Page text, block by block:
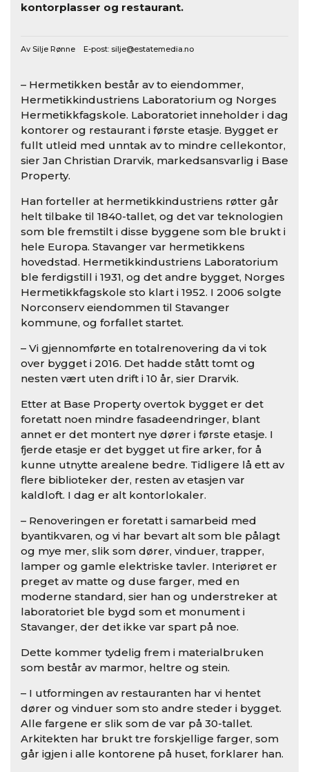
kontorplasser og restaurant.
Av Silje Rønne E-post: silje@estatemedia.no
– Hermetikken består av to eiendommer,
Hermetikkindustriens Laboratorium og Norges
Hermetikkfagskole. Laboratoriet inneholder i dag
kontorer og restaurant i første etasje. Bygget er
fullt utleid med unntak av to mindre cellekontor,
sier Jan Christian Drarvik, markedsansvarlig i Base
Property.
Han forteller at hermetikkindustriens røtter går
helt tilbake til 1840-tallet, og det var teknologien
som ble fremstilt i disse byggene som ble brukt i
hele Europa. Stavanger var hermetikkens
hovedstad. Hermetikkindustriens Laboratorium
ble ferdigstill i 1931, og det andre bygget, Norges
Hermetikkfagskole sto klart i 1952. I 2006 solgte
Norconserv eiendommen til Stavanger
kommune, og forfallet startet.
– Vi gjennomførte en totalrenovering da vi tok
over bygget i 2016. Det hadde stått tomt og
nesten vært uten drift i 10 år, sier Drarvik.
Etter at Base Property overtok bygget er det
foretatt noen mindre fasadeendringer, blant
annet er det montert nye dører i første etasje. I
fjerde etasje er det bygget ut fire arker, for å
kunne utnytte arealene bedre. Tidligere lå ett av
flere biblioteker der, resten av etasjen var
kaldloft. I dag er alt kontorlokaler.
– Renoveringen er foretatt i samarbeid med
byantikvaren, og vi har bevart alt som ble pålagt
og mye mer, slik som dører, vinduer, trapper,
lamper og gamle elektriske tavler. Interiøret er
preget av matte og duse farger, med en
moderne standard, sier han og understreker at
laboratoriet ble bygd som et monument i
Stavanger, der det ikke var spart på noe.
Dette kommer tydelig frem i materialbruken
som består av marmor, heltre og stein.
– I utformingen av restauranten har vi hentet
dører og vinduer som sto andre steder i bygget.
Alle fargene er slik som de var på 30-tallet.
Arkitekten har brukt tre forskjellige farger, som
går igjen i alle kontorene på huset, forklarer han.